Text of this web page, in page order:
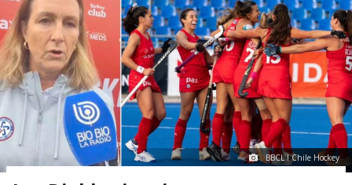
BBCL I Chile Hockey